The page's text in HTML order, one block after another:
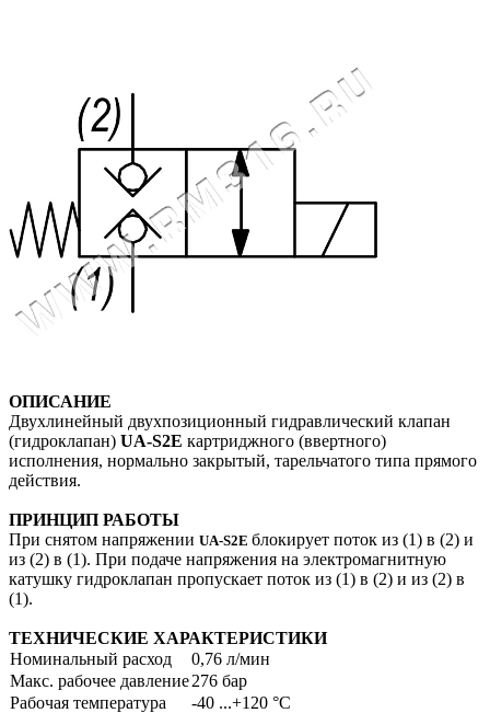
ОПИСАНИЕ
Двухлинейный двухпозиционный гидравлический клапан
(гидроклапан) UA-S2E картриджного (ввертного)
исполнения, нормально закрытый, тарельчатого типа прямого
действия.
ПРИНЦИП РАБОТЫ
При снятом напряжении UA-S2E блокирует поток из (1) в (2) и
из (2) в (1). При подаче напряжения на электромагнитную
катушку гидроклапан пропускает поток из (1) в (2) и из (2) в
(1).
ТЕХНИЧЕСКИЕ ХАРАКТЕРИСТИКИ
Номинальный расход
0,76 л/мин
Макс. рабочее давление276 бар
Рабочая температура
-40 ...+120 °C